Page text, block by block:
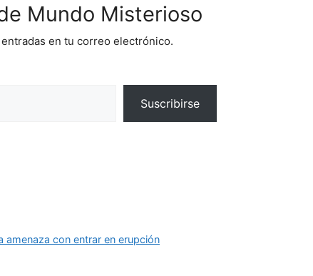
Mundo Misterioso
en tu correo electrónico.
Suscribirse
amenaza con entrar en erupción